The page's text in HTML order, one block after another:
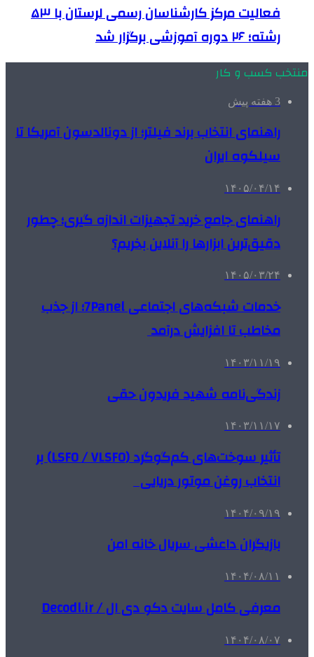
فعالیت مرکز کارشناسان رسمی لرستان با ۵۳
رشته؛ ۲۶ دوره آموزشی برگزار شد
منتخب کسب و کار
3 هفته پیش
راهنمای انتخاب برند فیلتر؛ از دونالدسون آمریکا تا
سیلکوه ایران
۱۴۰۵/۰۴/۱۴
راهنمای جامع خرید تجهیزات اندازه گیری؛ چطور
دقیق‌ترین ابزارها را آنلاین بخریم؟
۱۴۰۵/۰۳/۲۴
خدمات شبکه‌های اجتماعی 7Panel؛ از جذب
مخاطب تا افزایش درآمد
۱۴۰۳/۱۱/۱۹
زندگی‌نامه شهید فریدون حقی
۱۴۰۳/۱۱/۱۷
تأثیر سوخت‌های کم‌گوگرد (LSFO / VLSFO) بر
انتخاب روغن موتور دریایی
۱۴۰۴/۰۹/۱۹
بازیگران داعشی سریال خانه امن
۱۴۰۴/۰۸/۱۱
معرفی کامل سایت دکو دی ال / Decodl.ir
۱۴۰۴/۰۸/۰۷